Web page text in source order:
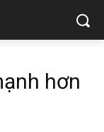
hơn